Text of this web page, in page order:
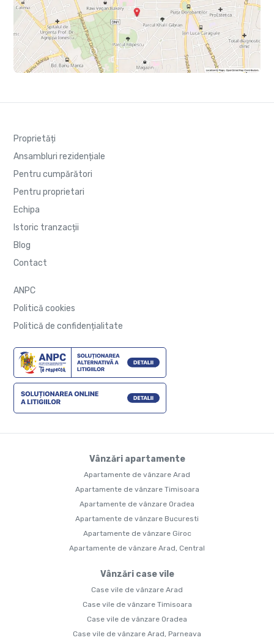
Proprietăți
Ansambluri rezidențiale
Pentru cumpărători
Pentru proprietari
Echipa
Istoric tranzacții
Blog
Contact
ANPC
Politică cookies
Politică de confidențialitate
Vânzări apartamente
Apartamente de vânzare Arad
Apartamente de vânzare Timisoara
Apartamente de vânzare Oradea
Apartamente de vânzare Bucuresti
Apartamente de vânzare Giroc
Apartamente de vânzare Arad, Central
Vânzări case vile
Case vile de vânzare Arad
Case vile de vânzare Timisoara
Case vile de vânzare Oradea
Case vile de vânzare Arad, Parneava